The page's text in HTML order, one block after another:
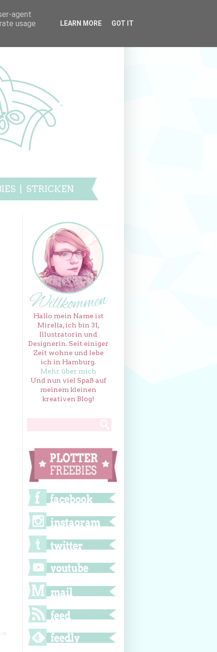
STRICKEN
Hallo mein Name ist
Mirella, ich bin 31,
Illustratorin und
Designerin. Seit einiger
Zeit wohne und lebe
ich in Hamburg.
Mehr über mich
Und nun viel Spaß auf
meinem kleinen
kreativen Blog!
agent
usage
LEARN MORE GOT IT